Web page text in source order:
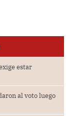
estar
al voto luego